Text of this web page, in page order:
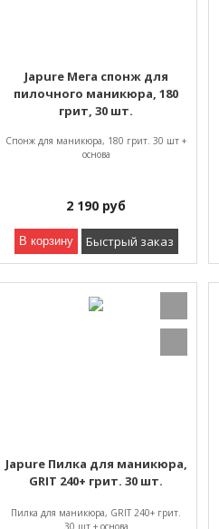
Japure Мега спонж для
пилочного маникюра, 180
грит, 30 шт.
Спонж для маникюра, 180 грит. 30 шт +
основа
2 190 руб
В корзину Быстрый заказ
Japure Пилка для маникюра,
GRIT 240+ грит. 30 шт.
Пилка для маникюра, GRIT 240+ грит.
30 шт + основа